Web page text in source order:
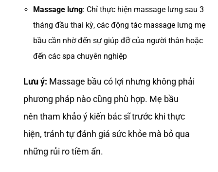
Massage lưng: Chỉ thực hiện massage lưng sau 3
tháng đầu thai kỳ, các động tác massage lưng mẹ
bầu cần nhờ đến sự giúp đỡ của người thân hoặc
đến các spa chuyên nghiệp
Lưu ý: Massage bầu có lợi nhưng không phải
phương pháp nào cũng phù hợp. Mẹ bầu
nên tham khảo ý kiến bác sĩ trước khi thực
hiện, tránh tự đánh giá sức khỏe mà bỏ qua
những rủi ro tiềm ẩn.